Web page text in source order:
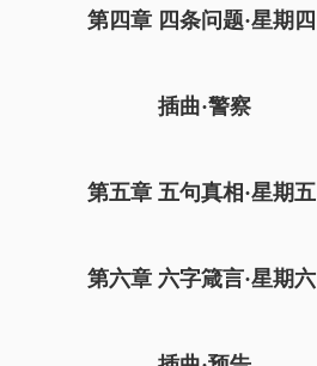
第四章 四条问题·星期四
插曲·警察
第五章 五句真相·星期五
第六章 六字箴言·星期六